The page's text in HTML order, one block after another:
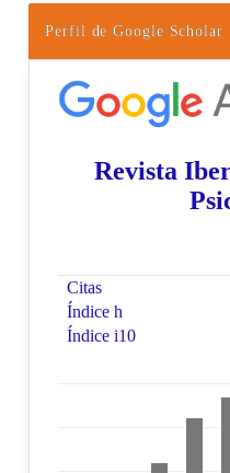
Perfil de Google Scholar